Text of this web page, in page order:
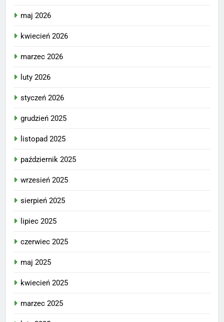
maj 2026
kwiecień 2026
marzec 2026
luty 2026
styczeń 2026
grudzień 2025
listopad 2025
październik 2025
wrzesień 2025
sierpień 2025
lipiec 2025
czerwiec 2025
maj 2025
kwiecień 2025
marzec 2025